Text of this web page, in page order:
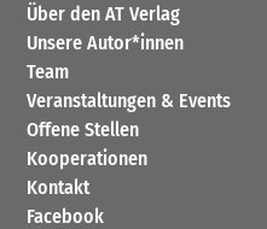
Über den AT Verlag
Unsere Autor*innen
Team
Veranstaltungen & Events
Offene Stellen
Kooperationen
Kontakt
Facebook